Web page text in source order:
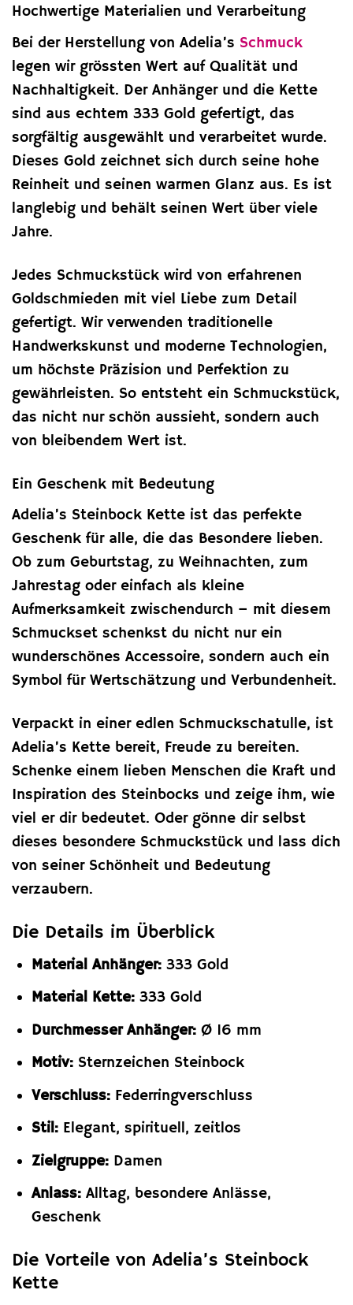
Hochwertige Materialien und Verarbeitung
Bei der Herstellung von Adelia’s Schmuck
legen wir grössten Wert auf Qualität und
Nachhaltigkeit. Der Anhänger und die Kette
sind aus echtem 333 Gold gefertigt, das
sorgfältig ausgewählt und verarbeitet wurde.
Dieses Gold zeichnet sich durch seine hohe
Reinheit und seinen warmen Glanz aus. Es ist
langlebig und behält seinen Wert über viele
Jahre.
Jedes Schmuckstück wird von erfahrenen
Goldschmieden mit viel Liebe zum Detail
gefertigt. Wir verwenden traditionelle
Handwerkskunst und moderne Technologien,
um höchste Präzision und Perfektion zu
gewährleisten. So entsteht ein Schmuckstück,
das nicht nur schön aussieht, sondern auch
von bleibendem Wert ist.
Ein Geschenk mit Bedeutung
Adelia’s Steinbock Kette ist das perfekte
Geschenk für alle, die das Besondere lieben.
Ob zum Geburtstag, zu Weihnachten, zum
Jahrestag oder einfach als kleine
Aufmerksamkeit zwischendurch – mit diesem
Schmuckset schenkst du nicht nur ein
wunderschönes Accessoire, sondern auch ein
Symbol für Wertschätzung und Verbundenheit.
Verpackt in einer edlen Schmuckschatulle, ist
Adelia’s Kette bereit, Freude zu bereiten.
Schenke einem lieben Menschen die Kraft und
Inspiration des Steinbocks und zeige ihm, wie
viel er dir bedeutet. Oder gönne dir selbst
dieses besondere Schmuckstück und lass dich
von seiner Schönheit und Bedeutung
verzaubern.
Die Details im Überblick
Material Anhänger:333 Gold
Material Kette:333 Gold
Durchmesser Anhänger:Ø 16 mm
Motiv:Sternzeichen Steinbock
Verschluss:Federringverschluss
Stil:Elegant, spirituell, zeitlos
Zielgruppe:Damen
Anlass:Alltag, besondere Anlässe,
Geschenk
Die Vorteile von Adelia’s Steinbock
Kette